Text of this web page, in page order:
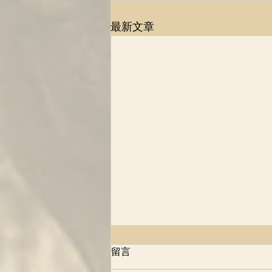
最新文章
1983年，南非医生和保险公司
留言